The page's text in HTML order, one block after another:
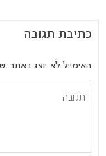
כתיבת תגובה
האימייל לא יוצג באתר.